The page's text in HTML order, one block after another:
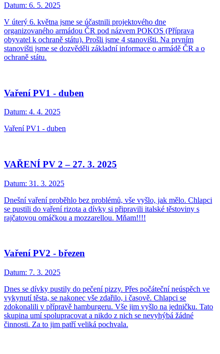
Datum: 6. 5. 2025
V úterý 6. května jsme se účastnili projektového dne
organizovaného armádou ČR pod názvem POKOS (Příprava
obyvatel k ochraně státu). Prošli jsme 4 stanovišti. Na prvním
stanovišti jsme se dozvěděli základní informace o armádě ČR a o
ochraně státu.
Vaření PV1 - duben
Datum: 4. 4. 2025
Vaření PV1 - duben
VAŘENÍ PV 2 – 27. 3. 2025
Datum: 31. 3. 2025
Dnešní vaření proběhlo bez problémů, vše vyšlo, jak mělo. Chlapci
se pustili do vaření rizota a dívky si připravili italské těstoviny s
rajčatovou omáčkou a mozzarellou. Mňam!!!!
Vaření PV2 - březen
Datum: 7. 3. 2025
Dnes se dívky pustily do pečení pizzy. Přes počáteční neúspěch ve
vykynutí těsta, se nakonec vše zdařilo, i časově. Chlapci se
zdokonalili v přípravě hamburgeru. Vše jim vyšlo na jedničku. Tato
skupina umí spolupracovat a nikdo z nich se nevyhýbá žádné
činnosti. Za to jim patří veliká pochvala.